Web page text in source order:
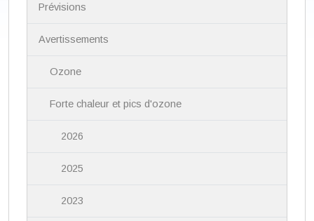
Prévisions
Avertissements
Ozone
Forte chaleur et pics d'ozone
2026
2025
2023